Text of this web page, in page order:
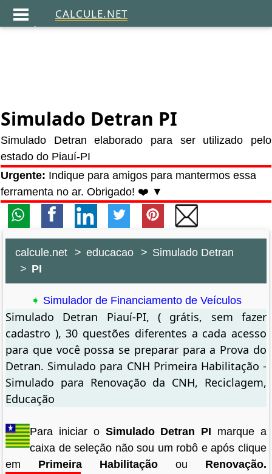
.
CALCULE.NET
Simulado Detran PI
Simulado Detran elaborado para ser utilizado pelo
estado do Piauí-PI
Urgente: Indique para amigos para mantermos essa
ferramenta no ar. Obrigado! ❤️ ▼
calcule.net educacao
Simulado Detran
PI
➧ Simulador de Financiamento de Veículos
Simulado Detran Piauí-PI, ( grátis, sem fazer
cadastro ), 30 questões diferentes a cada acesso
para que você possa se preparar para a Prova do
Detran. Simulado para CNH Primeira Habilitação -
Simulado para Renovação da CNH, Reciclagem,
Educação
Para iniciar o Simulado Detran PI marque a
caixa de seleção não sou um robô e após clique
em Primeira Habilitação ou Renovação.